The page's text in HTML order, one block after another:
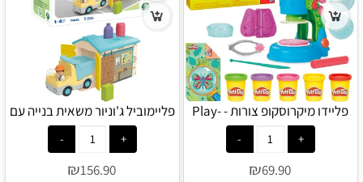
פליידו מיקרוסקופ צורות - Play-
₪69.90
פליימוביל ג'וניור משאית בנייה עם
מוסך 71686 - Playmobil
₪156.90